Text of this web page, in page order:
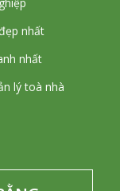
nhất
nhất
lý toà nhà